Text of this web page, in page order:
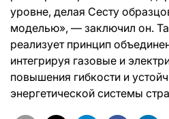
уровне, делая Сесту
моделью», — заключил он.
реализует принцип
интегрируя газовые и
повышения гибкости и
энергетической системы